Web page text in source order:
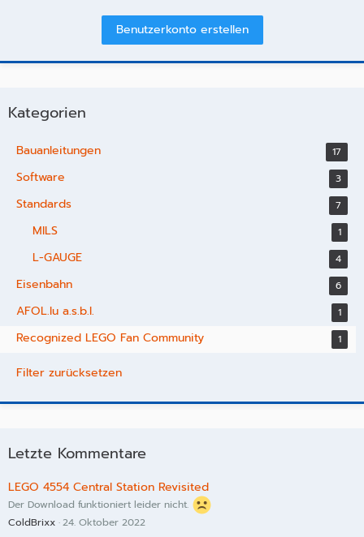
Benutzerkonto erstellen
Kategorien
Bauanleitungen 17
Software 3
Standards 7
MILS 1
L-GAUGE 4
Eisenbahn 6
AFOL.lu a.s.b.l. 1
Recognized LEGO Fan Community 1
Filter zurücksetzen
Letzte Kommentare
LEGO 4554 Central Station Revisited
Der Download funktioniert leider nicht.
ColdBrixx 24. Oktober 2022